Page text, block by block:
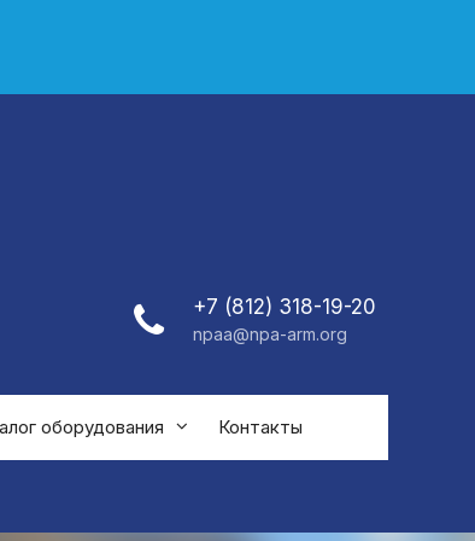
+7 (812) 318-19-20
npaa@npa-arm.org
оборудования Контакты